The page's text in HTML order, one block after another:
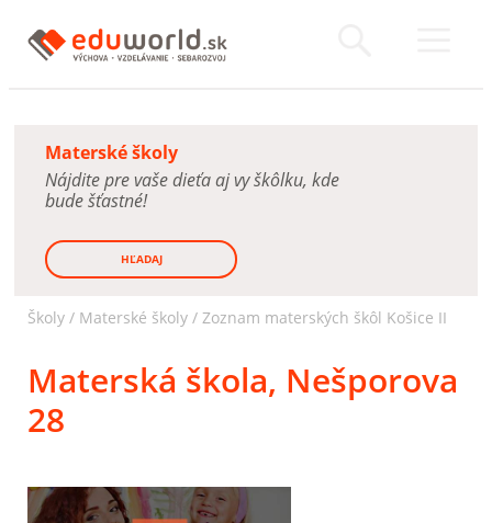
Materské školy
Nájdite pre vaše dieťa aj vy škôlku, kde
bude šťastné!
HĽADAJ
Školy / Materské školy / Zoznam materských škôl Košice II
Materská škola, Nešporova
28